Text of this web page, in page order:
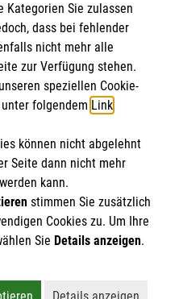
Caritas eG
1551 43
als eingetragene
Kategorien Sie zulassen
dass bei fehlender
nicht mehr alle
zur Verfügung stehen.
speziellen Cookie-
folgendem Link.
können nicht abgelehnt
Seite dann nicht mehr
kann.
stimmen Sie zusätzlich
Cookies zu. Um Ihre
Sie Details anzeigen.